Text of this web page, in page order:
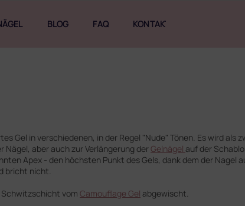
BLOG FAQ KONTAKT
Gel in verschiedenen, in der Regel "Nude" Tönen. Es wird als
aber auch zur Verlängerung der Gelnägel auf der
Apex - den höchsten Punkt des Gels, dank dem der Nagel
bricht nicht.
Schwitzschicht vom Camouflage Gel abgewischt.